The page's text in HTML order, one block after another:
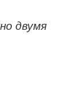
двумя